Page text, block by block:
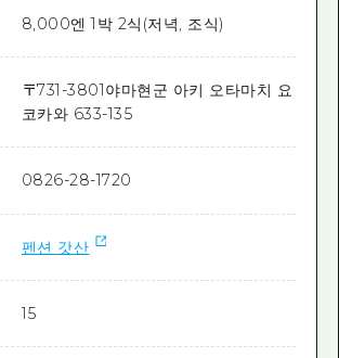
8,000엔 1박 2식(저녁, 조식)
〒731-3801야마현군 아키 오타마치 요
코카와 633-135
0826-28-1720
펜션 갓산
15